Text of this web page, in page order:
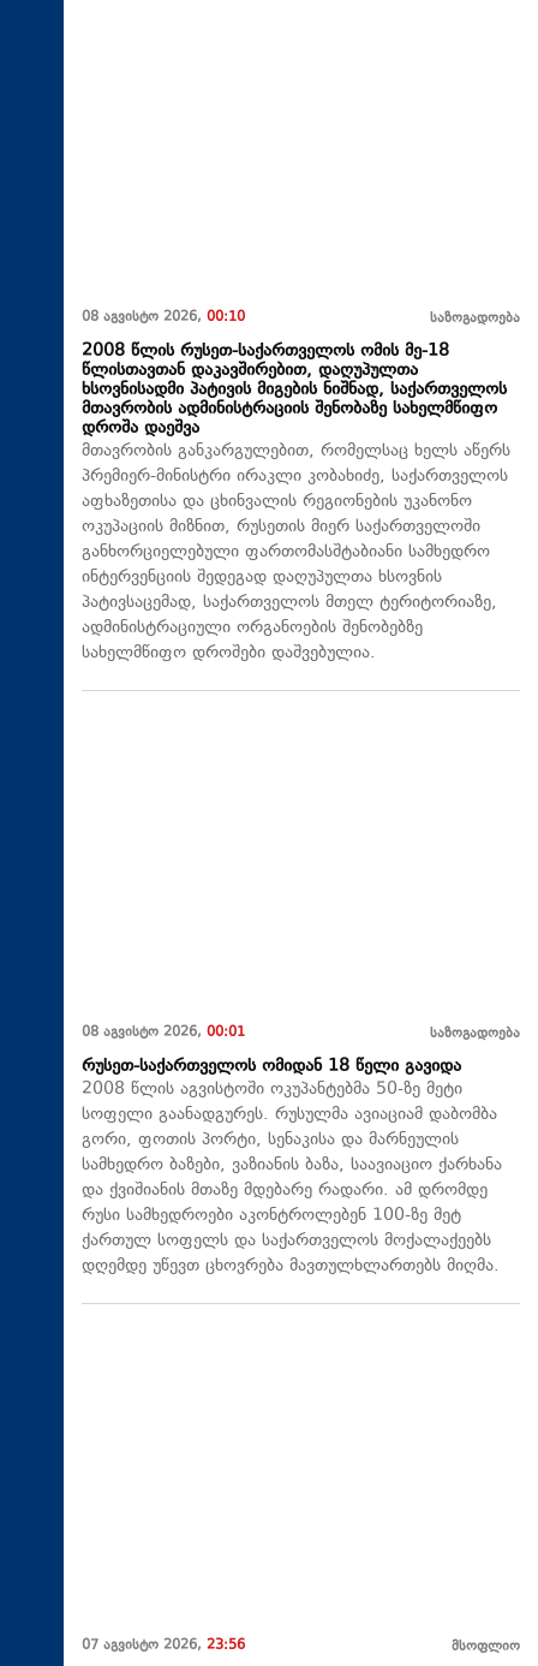
08 აგვისტო 2026, 00:10 საზოგადოება
2008 წლის რუსეთ-საქართველოს ომის მე-18
წლისთავთან დაკავშირებით, დაღუპულთა
ხსოვნისადმი პატივის მიგების ნიშნად, საქართველოს
მთავრობის ადმინისტრაციის შენობაზე სახელმწიფო
დროშა დაეშვა
მთავრობის განკარგულებით, რომელსაც ხელს აწერს
პრემიერ-მინისტრი ირაკლი კობახიძე, საქართველოს
აფხაზეთისა და ცხინვალის რეგიონების უკანონო
ოკუპაციის მიზნით, რუსეთის მიერ საქართველოში
განხორციელებული ფართომასშტაბიანი სამხედრო
ინტერვენციის შედეგად დაღუპულთა ხსოვნის
პატივსაცემად, საქართველოს მთელ ტერიტორიაზე,
ადმინისტრაციული ორგანოების შენობებზე
სახელმწიფო დროშები დაშვებულია.
08 აგვისტო 2026, 00:01 საზოგადოება
რუსეთ-საქართველოს ომიდან 18 წელი გავიდა
2008 წლის აგვისტოში ოკუპანტებმა 50-ზე მეტი
სოფელი გაანადგურეს. რუსულმა ავიაციამ დაბომბა
გორი, ფოთის პორტი, სენაკისა და მარნეულის
სამხედრო ბაზები, ვაზიანის ბაზა, საავიაციო ქარხანა
და ქვიშიანის მთაზე მდებარე რადარი. ამ დრომდე
რუსი სამხედროები აკონტროლებენ 100-ზე მეტ
ქართულ სოფელს და საქართველოს მოქალაქეებს
დღემდე უწევთ ცხოვრება მავთულხლართებს მიღმა.
07 აგვისტო 2026, 23:56 მსოფლიო